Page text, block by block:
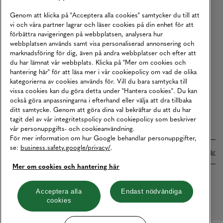
Köpvillkor
Karriär
Vårt Ansvar
Våra Tjänster
Press
Studentrabatt
B2B
Tillgänglighetsredogörelse
Betalningar online sköts i samarbete med Klarna. Läs mer här
Cookies Integritetspolicy
Hantera cookies
Genom att klicka på "Acceptera alla cookies" samtycker du till att
vi och våra partner lagrar och läser cookies på din enhet för att
förbättra navigeringen på webbplatsen, analysera hur
webbplatsen används samt visa personaliserad annonsering och
marknadsföring för dig, även på andra webbplatser och efter att
du har lämnat vår webbplats. Klicka på "Mer om cookies och
hantering här" för att läsa mer i vår cookiepolicy om vad de olika
kategorierna av cookies används för. Vill du bara samtycka till
vissa cookies kan du göra detta under "Hantera cookies". Du kan
också göra anpassningarna i efterhand eller välja att dra tillbaka
ditt samtycke. Genom att göra dina val bekräftar du att du har
tagit del av vår integritetspolicy och cookiepolicy som beskriver
vår personuppgifts- och cookieanvändning.
För mer information om hur Google behandlar personuppgifter,
se: business.safety.google/privacy/.
Mer om cookies och hantering här
Acceptera alla
cookies
Endast nödvändiga